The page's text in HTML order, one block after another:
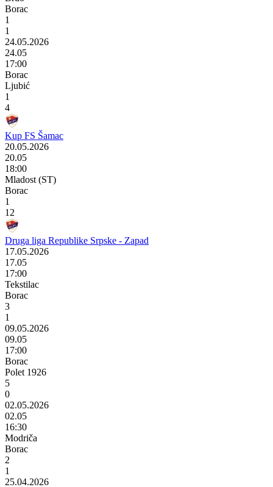
Borac
1
1
24.05.2026
24.05
17:00
Borac
Ljubić
1
4
Kup FS Šamac
20.05.2026
20.05
18:00
Mladost (ST)
Borac
1
12
Druga liga Republike Srpske - Zapad
17.05.2026
17.05
17:00
Tekstilac
Borac
3
1
09.05.2026
09.05
17:00
Borac
Polet 1926
5
0
02.05.2026
02.05
16:30
Modriča
Borac
2
1
25.04.2026